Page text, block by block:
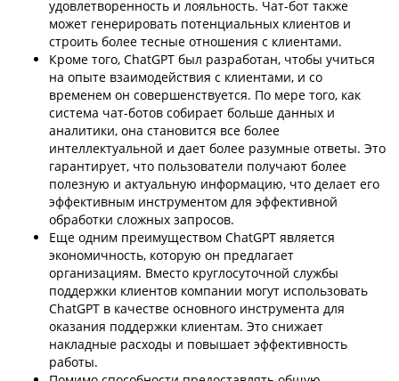
удовлетворенность и лояльность. Чат-бот также
может генерировать потенциальных клиентов и
строить более тесные отношения с клиентами.
Кроме того, ChatGPT был разработан, чтобы учиться
на опыте взаимодействия с клиентами, и со
временем он совершенствуется. По мере того, как
система чат-ботов собирает больше данных и
аналитики, она становится все более
интеллектуальной и дает более разумные ответы. Это
гарантирует, что пользователи получают более
полезную и актуальную информацию, что делает его
эффективным инструментом для эффективной
обработки сложных запросов.
Еще одним преимуществом ChatGPT является
экономичность, которую он предлагает
организациям. Вместо круглосуточной службы
поддержки клиентов компании могут использовать
ChatGPT в качестве основного инструмента для
оказания поддержки клиентам. Это снижает
накладные расходы и повышает эффективность
работы.